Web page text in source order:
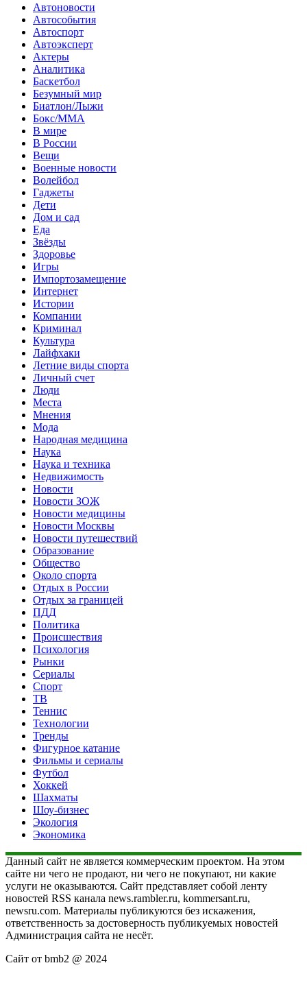
Автоновости
Автособытия
Автоспорт
Автоэксперт
Актеры
Аналитика
Баскетбол
Безумный мир
Биатлон/Лыжи
Бокс/MMA
В мире
В России
Вещи
Военные новости
Волейбол
Гаджеты
Дети
Дом и сад
Еда
Звёзды
Здоровье
Игры
Импортозамещение
Интернет
Истории
Компании
Криминал
Культура
Лайфхаки
Летние виды спорта
Личный счет
Люди
Места
Мнения
Мода
Народная медицина
Наука
Наука и техника
Недвижимость
Новости
Новости ЗОЖ
Новости медицины
Новости Москвы
Новости путешествий
Образование
Общество
Около спорта
Отдых в России
Отдых за границей
ПДД
Политика
Происшествия
Психология
Рынки
Сериалы
Спорт
ТВ
Теннис
Технологии
Тренды
Фигурное катание
Фильмы и сериалы
Футбол
Хоккей
Шахматы
Шоу-бизнес
Экология
Экономика
Данный сайт не является коммерческим проектом. На этом
сайте ни чего не продают, ни чего не покупают, ни какие
услуги не оказываются. Сайт представляет собой ленту
новостей RSS канала news.rambler.ru, kommersant.ru,
newsru.com. Материалы публикуются без искажения,
ответственность за достоверность публикуемых новостей
Администрация сайта не несёт.
Сайт от bmb2 @ 2024